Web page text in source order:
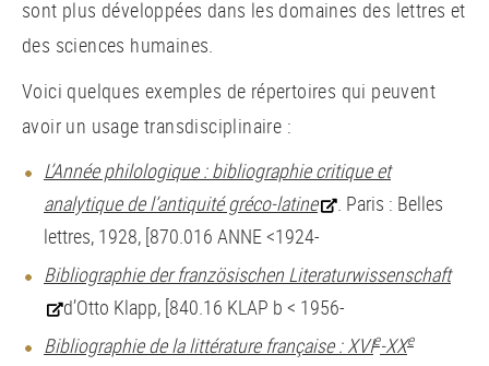
sont plus développées dans les domaines des lettres et
des sciences humaines.
Voici quelques exemples de répertoires qui peuvent
avoir un usage transdisciplinaire :
L’Année philologique : bibliographie critique et
analytique de l’antiquité gréco-latine
. Paris : Belles
lettres, 1928, [870.016 ANNE <1924-
Bibliographie der französischen Literaturwissenschaft
d’Otto Klapp, [840.16 KLAP b < 1956-
Bibliographie de la littérature française : XVIe-XXe